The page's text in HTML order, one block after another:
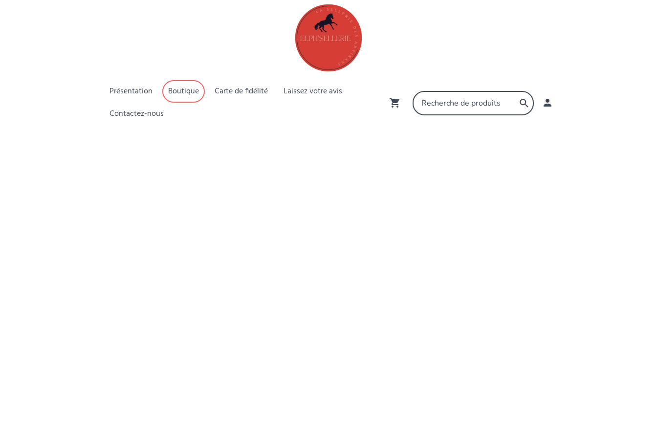
Présentation Boutique Carte de fidélité
Laissez votre avis
Contactez-nous